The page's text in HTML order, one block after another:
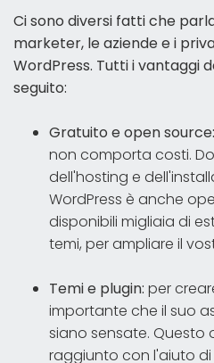
Ci sono diversi fatti che
marketer, le aziende e i
WordPress. Tutti i vantaggi
seguito:
Gratuito e open source:
non comporta costi.
dell'hosting e
WordPress è anche
disponibili migliaia di
temi, per ampliare il
Temi e plugin: per
importante che il suo
siano sensate. Questo
raggiunto con l'aiuto di